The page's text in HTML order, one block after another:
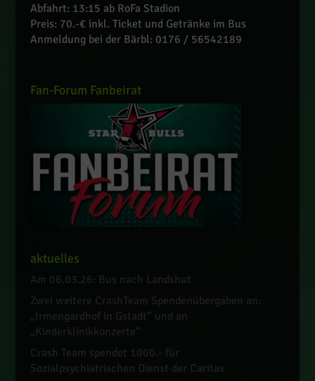
Abfahrt: 13:15 ab RoFa Stadion
Preis: 70.-€ inkl. Ticket und Getränke im Bus
Anmeldung bei der Bärbl: 0176 / 56542189
Fan-Forum Fanbeirat
aktuelles
Am 06.03.26: Bus nach Landshut
Zwei weitere CrashTeam Spendenübergaben an:
„Irmengardhof in Gstadt“ und an
„Kinderklinikkonzerte“
Crash Team spendet 1000.- für
Sozialpsychiatrischen Dienst der Caritas